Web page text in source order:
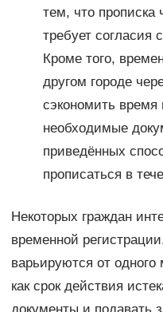
тем, что прописка
требует согласия
Кроме того,
другом городе
сэкономить
необходимые
приведённых
прописаться в
Некоторых граждан
временной
варьируются от
как срок действия